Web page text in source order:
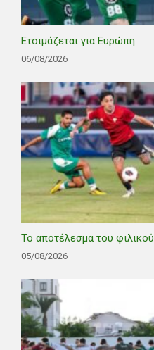
Ετοιμάζεται για Ευρώπη
06/08/2026
Το αποτέλεσμα του φιλικού
05/08/2026